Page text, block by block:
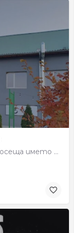
Спортна зала „Серафим Бързаков“, носеща името на двукратиния световен и четирикратен европейски шампион по…